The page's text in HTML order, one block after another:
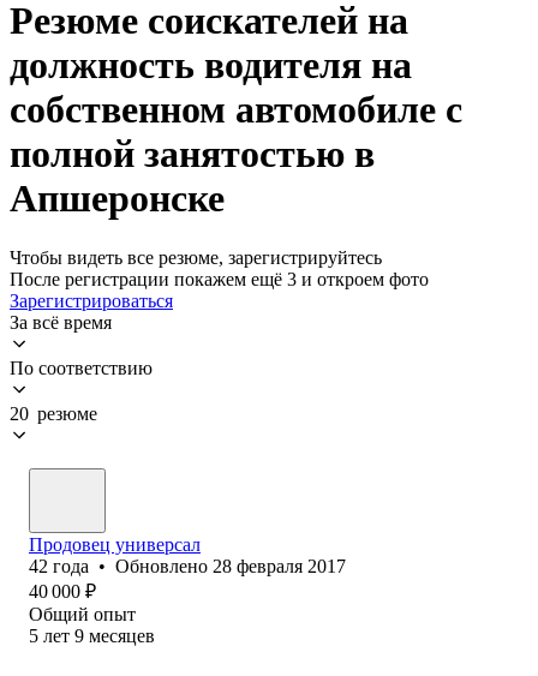
Резюме соискателей на
должность водителя на
собственном автомобиле с
полной занятостью в
Апшеронске
Чтобы видеть все резюме, зарегистрируйтесь
После регистрации покажем ещё 3 и откроем фото
Зарегистрироваться
За всё время
По соответствию
20 резюме
Продовец универсал
42 года • Обновлено 28 февраля 2017
40 000 ₽
Общий опыт
5 лет 9 месяцев